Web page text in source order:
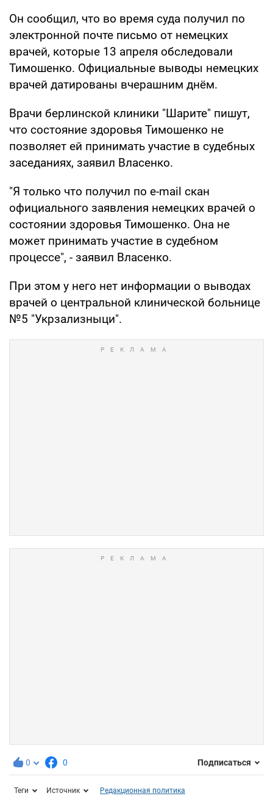
Он сообщил, что во время суда получил по
электронной почте письмо от немецких
врачей, которые 13 апреля обследовали
Тимошенко. Официальные выводы немецких
врачей датированы вчерашним днём.
Врачи берлинской клиники "Шарите" пишут,
что состояние здоровья Тимошенко не
позволяет ей принимать участие в судебных
заседаниях, заявил Власенко.
"Я только что получил по e-mail скан
официального заявления немецких врачей о
состоянии здоровья Тимошенко. Она не
может принимать участие в судебном
процессе", - заявил Власенко.
При этом у него нет информации о выводах
врачей о центральной клинической больнице
№5 "Укрзализныци".
0 0 Подписаться
Теги Источник Редакционная политика